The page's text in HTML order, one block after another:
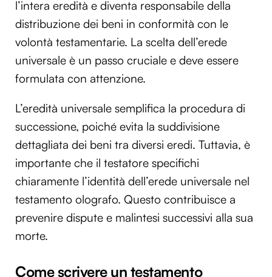
l’intera eredità e diventa responsabile della
distribuzione dei beni in conformità con le
volontà testamentarie. La scelta dell’erede
universale è un passo cruciale e deve essere
formulata con attenzione.
L’eredità universale semplifica la procedura di
successione, poiché evita la suddivisione
dettagliata dei beni tra diversi eredi. Tuttavia, è
importante che il testatore specifichi
chiaramente l’identità dell’erede universale nel
testamento olografo. Questo contribuisce a
prevenire dispute e malintesi successivi alla sua
morte.
Come scrivere un testamento